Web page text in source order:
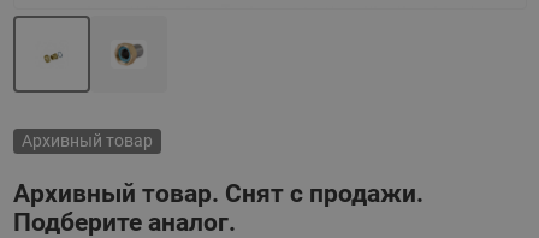
Архивный товар
Архивный товар. Снят с продажи.
Подберите аналог.